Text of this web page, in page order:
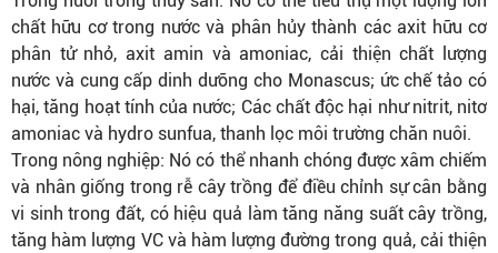
chất hữu cơ trong nước và phân hủy thành các axit hữu cơ
phân tử nhỏ, axit amin và amoniac, cải thiện chất lượng
nước và cung cấp dinh dưỡng cho Monascus; ức chế tảo có
hại, tăng hoạt tính của nước; Các chất độc hại như nitrit, nitơ
amoniac và hydro sunfua, thanh lọc môi trường chăn nuôi.
Trong nông nghiệp: Nó có thể nhanh chóng được xâm chiếm
và nhân giống trong rễ cây trồng để điều chỉnh sự cân bằng
vi sinh trong đất, có hiệu quả làm tăng năng suất cây trồng,
tăng hàm lượng VC và hàm lượng đường trong quả, cải thiện